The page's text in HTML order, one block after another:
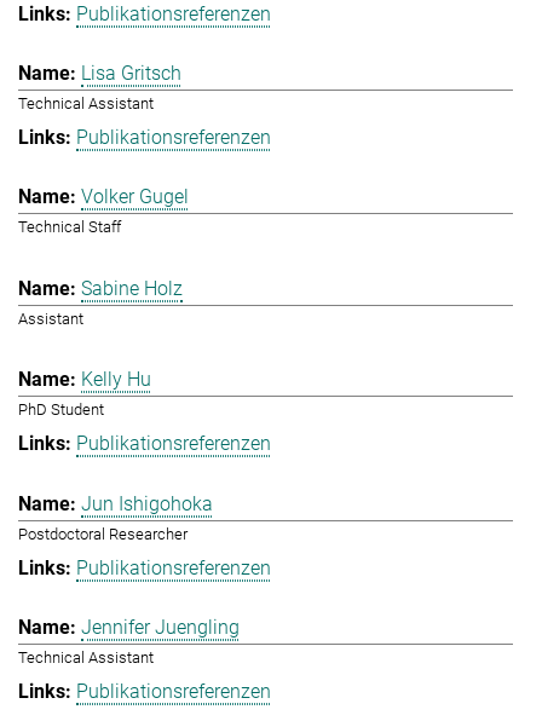
Publikationsreferenzen
Lisa Gritsch
Technical Assistant
Publikationsreferenzen
Volker Gugel
Technical Staff
Sabine Holz
Assistant
Kelly Hu
PhD Student
Publikationsreferenzen
Jun Ishigohoka
Postdoctoral Researcher
Publikationsreferenzen
Jennifer Juengling
Technical Assistant
Publikationsreferenzen